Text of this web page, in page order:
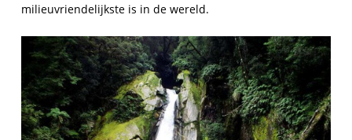
milieuvriendelijkste is in de wereld.